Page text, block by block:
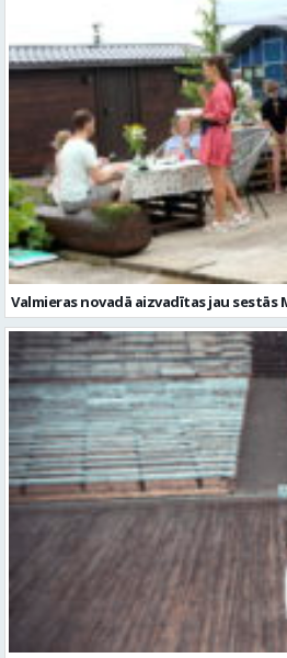
Valmieras novadā aizvadītas jau sestās